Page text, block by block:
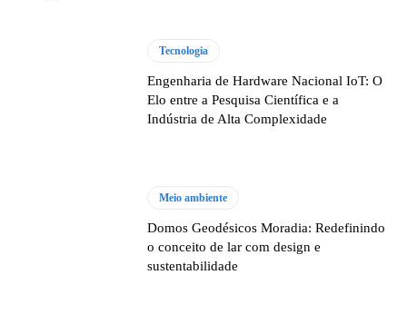
Tecnologia
Engenharia de Hardware Nacional IoT: O
Elo entre a Pesquisa Científica e a
Indústria de Alta Complexidade
Meio ambiente
Domos Geodésicos Moradia: Redefinindo
o conceito de lar com design e
sustentabilidade